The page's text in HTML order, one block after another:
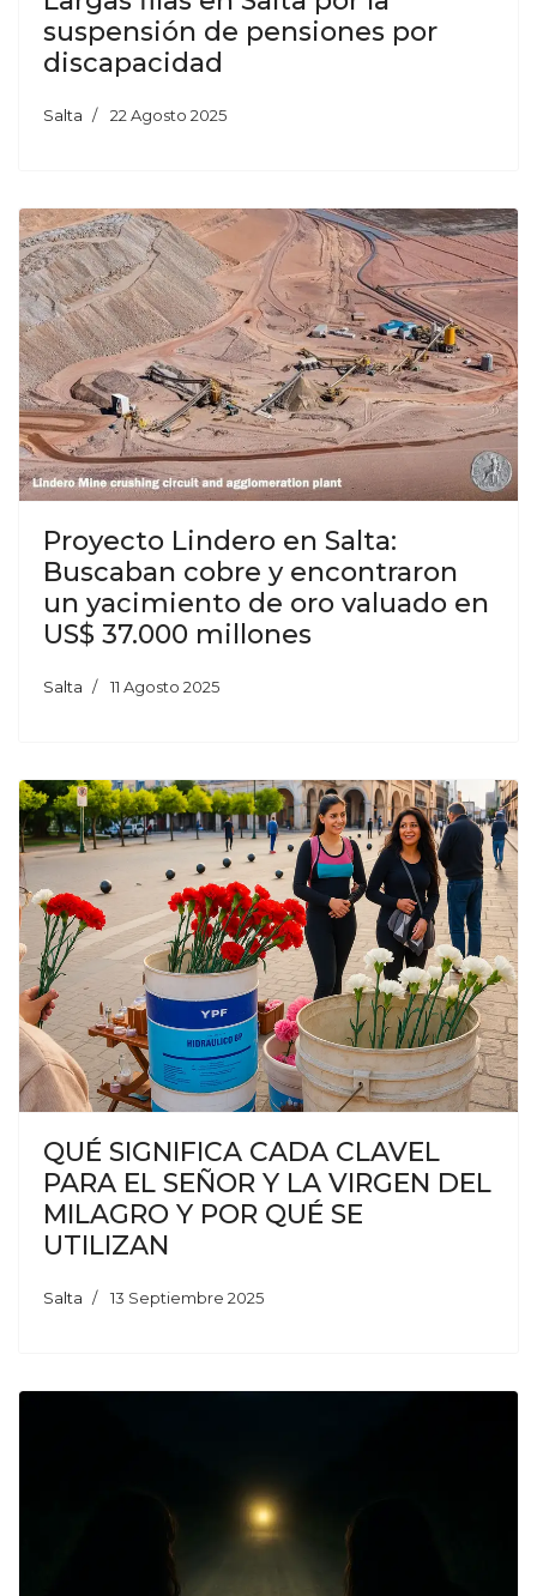
suspensión de pensiones por
discapacidad
Salta 22 Agosto 2025
Proyecto Lindero en Salta:
Buscaban cobre y encontraron
un yacimiento de oro valuado en
US$ 37.000 millones
Salta 11 Agosto 2025
QUÉ SIGNIFICA CADA CLAVEL
PARA EL SEÑOR Y LA VIRGEN DEL
MILAGRO Y POR QUÉ SE
UTILIZAN
Salta 13 Septiembre 2025